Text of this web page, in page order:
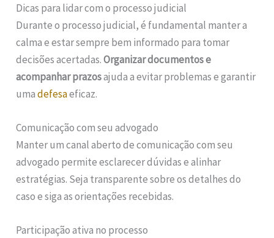
Dicas para lidar com o processo judicial
Durante o processo judicial, é fundamental manter a
calma e estar sempre bem informado para tomar
decisões acertadas.Organizar documentos e
acompanhar prazosajuda a evitar problemas e garantir
umadefesaeficaz.
Comunicação com seu advogado
Manter um canal aberto de comunicação com seu
advogado permite esclarecer dúvidas e alinhar
estratégias. Seja transparente sobre os detalhes do
caso e siga as orientações recebidas.
Participação ativa no processo